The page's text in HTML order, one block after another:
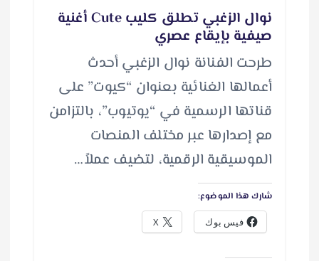
نوال الزغبي تطلق كليب Cute أغنية
صيفية بإيقاع عصري
طرحت الفنانة نوال الزغبي أحدث
أعمالها الغنائية بعنوان “كيوت” على
قناتها الرسمية في “يوتيوب”، بالتزامن
مع إصدارها عبر مختلف المنصات
الموسيقية الرقمية، لتضيف عملاً…
شارك هذا الموضوع:
فيس بوك X